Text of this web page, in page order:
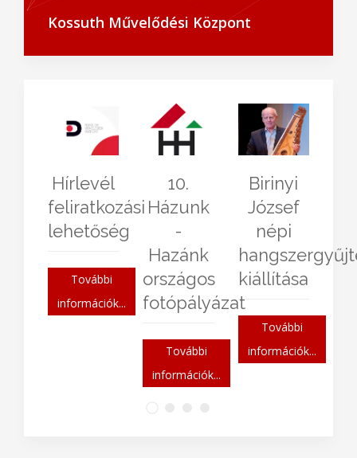
Kossuth Művelődési Központ
Hírlevél
feliratkozási
lehetőség
További
információk...
10.
Házunk
-
Hazánk
országos
fotópályázat
További
információk...
Birinyi
József
népi
kiállítása
További
információk...